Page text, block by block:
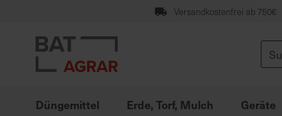
springen
Versandkostenfrei ab 750€
Suche
Düngemittel Erde, Torf, Mulch Geräte